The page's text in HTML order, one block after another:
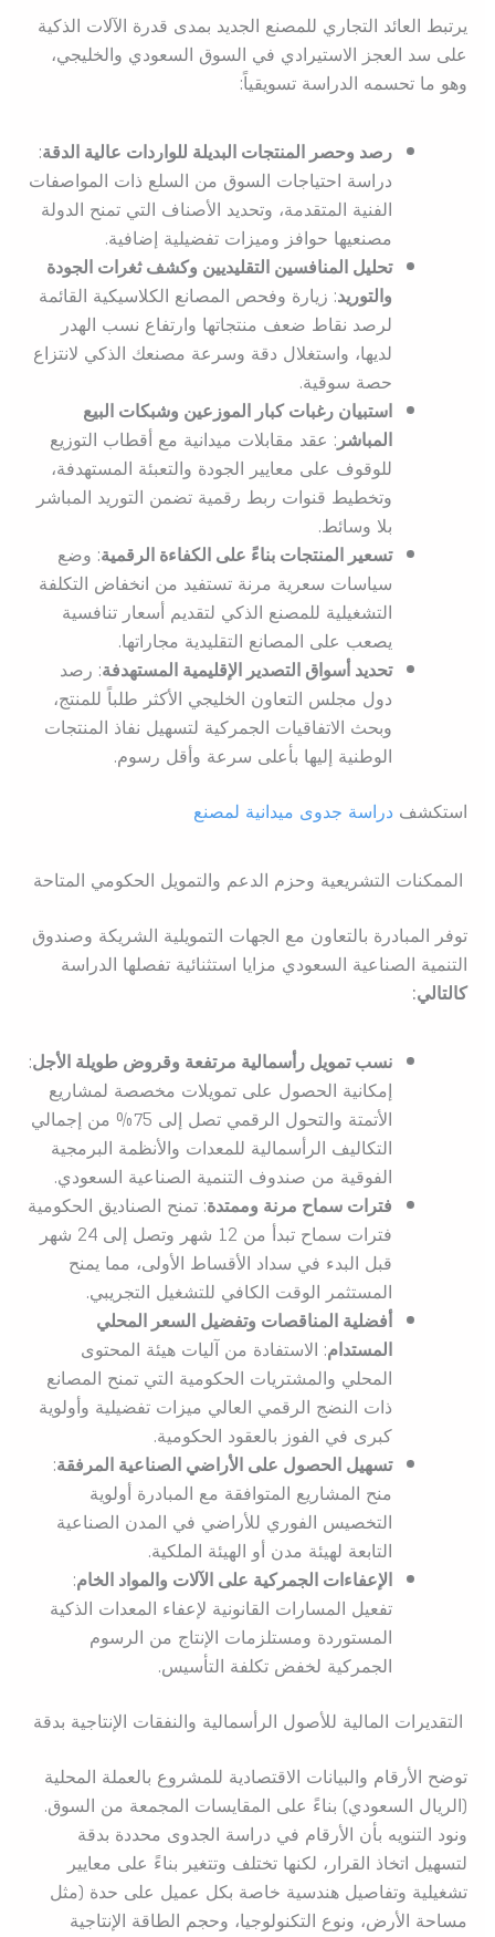
يرتبط العائد التجاري للمصنع الجديد بمدى قدرة الآلات الذكية
على سد العجز الاستيرادي في السوق السعودي والخليجي،
وهو ما تحسمه الدراسة تسويقياً:
رصد وحصر المنتجات البديلة للواردات عالية الدقة:
دراسة احتياجات السوق من السلع ذات المواصفات
الفنية المتقدمة، وتحديد الأصناف التي تمنح الدولة
مصنعيها حوافز وميزات تفضيلية إضافية.
تحليل المنافسين التقليديين وكشف ثغرات الجودة
والتوريد: زيارة وفحص المصانع الكلاسيكية القائمة
لرصد نقاط ضعف منتجاتها وارتفاع نسب الهدر
لديها، واستغلال دقة وسرعة مصنعك الذكي لانتزاع
حصة سوقية.
استبيان رغبات كبار الموزعين وشبكات البيع
المباشر: عقد مقابلات ميدانية مع أقطاب التوزيع
للوقوف على معايير الجودة والتعبئة المستهدفة،
وتخطيط قنوات ربط رقمية تضمن التوريد المباشر
بلا وسائط.
تسعير المنتجات بناءً على الكفاءة الرقمية: وضع
سياسات سعرية مرنة تستفيد من انخفاض التكلفة
التشغيلية للمصنع الذكي لتقديم أسعار تنافسية
يصعب على المصانع التقليدية مجاراتها.
تحديد أسواق التصدير الإقليمية المستهدفة: رصد
دول مجلس التعاون الخليجي الأكثر طلباً للمنتج،
وبحث الاتفاقيات الجمركية لتسهيل نفاذ المنتجات
الوطنية إليها بأعلى سرعة وأقل رسوم.
استكشف دراسة جدوى ميدانية لمصنع
الممكنات التشريعية وحزم الدعم والتمويل الحكومي المتاحة
توفر المبادرة بالتعاون مع الجهات التمويلية الشريكة وصندوق
التنمية الصناعية السعودي مزايا استثنائية تفصلها الدراسة
كالتالي:
نسب تمويل رأسمالية مرتفعة وقروض طويلة الأجل:
إمكانية الحصول على تمويلات مخصصة لمشاريع
الأتمتة والتحول الرقمي تصل إلى 75% من إجمالي
التكاليف الرأسمالية للمعدات والأنظمة البرمجية
الفوقية من صندوف التنمية الصناعية السعودي.
فترات سماح مرنة وممتدة: تمنح الصناديق الحكومية
فترات سماح تبدأ من 12 شهر وتصل إلى 24 شهر
قبل البدء في سداد الأقساط الأولى، مما يمنح
المستثمر الوقت الكافي للتشغيل التجريبي.
أفضلية المناقصات وتفضيل السعر المحلي
المستدام: الاستفادة من آليات هيئة المحتوى
المحلي والمشتريات الحكومية التي تمنح المصانع
ذات النضج الرقمي العالي ميزات تفضيلية وأولوية
كبرى في الفوز بالعقود الحكومية.
تسهيل الحصول على الأراضي الصناعية المرفقة:
منح المشاريع المتوافقة مع المبادرة أولوية
التخصيس الفوري للأراضي في المدن الصناعية
التابعة لهيئة مدن أو الهيئة الملكية.
الإعفاءات الجمركية على الآلات والمواد الخام:
تفعيل المسارات القانونية لإعفاء المعدات الذكية
المستوردة ومستلزمات الإنتاج من الرسوم
الجمركية لخفض تكلفة التأسيس.
التقديرات المالية للأصول الرأسمالية والنفقات الإنتاجية بدقة
توضح الأرقام والبيانات الاقتصادية للمشروع بالعملة المحلية
(الريال السعودي) بناءً على المقايسات المجمعة من السوق.
ونود التنويه بأن الأرقام في دراسة الجدوى محددة بدقة
لتسهيل اتخاذ القرار، لكنها تختلف وتتغير بناءً على معايير
تشغيلية وتفاصيل هندسية خاصة بكل عميل على حدة (مثل
مساحة الأرض، ونوع التكنولوجيا، وحجم الطاقة الإنتاجية